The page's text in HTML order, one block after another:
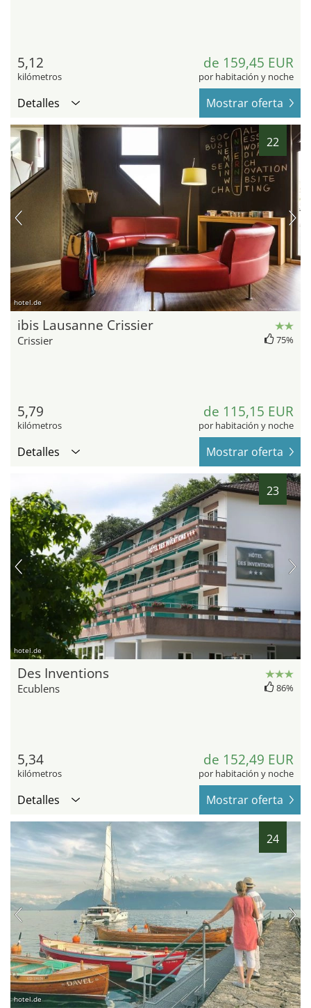
5,12
kilómetros
de 159,45 EUR
por habitación y noche
Detalles Mostrar oferta
22
hotel.de
ibis Lausanne Crissier
Crissier 75%
5,79
kilómetros
de 115,15 EUR
por habitación y noche
Detalles Mostrar oferta
23
hotel.de
Des Inventions
Ecublens 86%
5,34
kilómetros
de 152,49 EUR
por habitación y noche
Detalles Mostrar oferta
24
hotel.de